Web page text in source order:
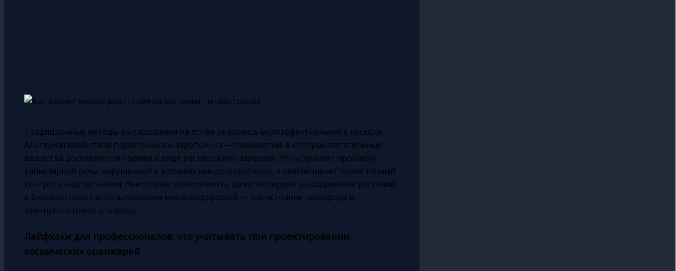
Традиционные методы выращивания на почве оказались малоэффективными в космосе.
Альтернативой стали гидропоника и аэропоника — технологии, в которых питательные
вещества доставляются корням в виде раствора или аэрозоля. Это устраняет проблему
капиллярной силы, нарушенной в условиях микрогравитации, и обеспечивает более точный
контроль над питанием. Некоторые эксперименты даже тестируют выращивание растений
в биореакторах с использованием микроводорослей — как источник кислорода и
замкнутого цикла углерода.
Лайфхаки для профессионалов: что учитывать при проектировании
космических оранжерей